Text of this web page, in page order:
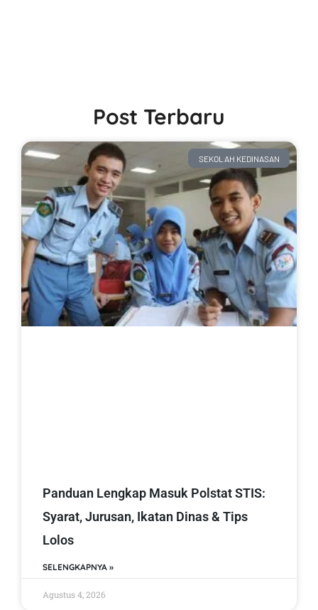
Post Terbaru
SEKOLAH KEDINASAN
Panduan Lengkap Masuk Polstat STIS:
Syarat, Jurusan, Ikatan Dinas & Tips
Lolos
SELENGKAPNYA »
Agustus 4, 2026